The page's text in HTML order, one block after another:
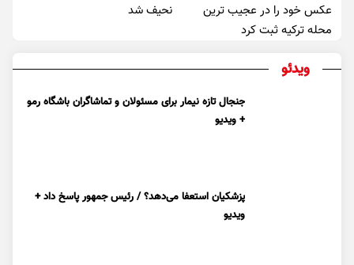
عکس خود را در عجیب ترین
محله ترکیه ثبت کرد
نحیف شد
ویدئو
جنجال تازه نیمار برای مسئولان و تماشاگران باشگاه رمو
+ ویدیو
پزشکیان استعفا می‌دهد؟ / رئیس جمهور پاسخ داد +
ویدیو